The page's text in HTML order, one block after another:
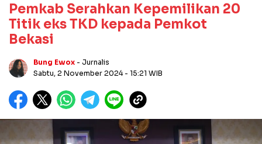
Pemkab Serahkan Kepemilikan 20
Titik eks TKD kepada Pemkot
Bekasi
Bung Ewox - Jurnalis
Sabtu, 2 November 2024 - 15:21 WIB